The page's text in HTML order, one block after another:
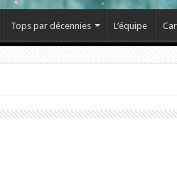
Tops par décennies L’équipe